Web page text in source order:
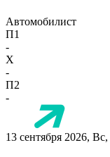
Автомобилист
П1
-
X
-
П2
-
13 сентября 2026,